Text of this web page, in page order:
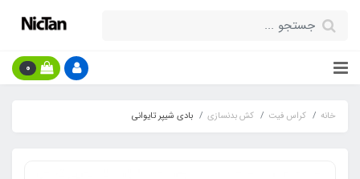
0
خانه کراس فیت کش بدنسازی بادی شیپر تایوانی